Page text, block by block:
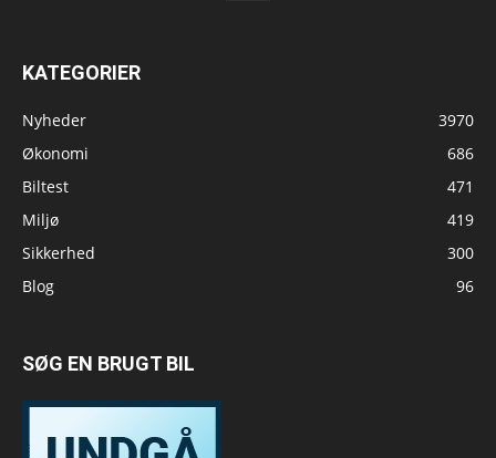
KATEGORIER
Nyheder
3970
Økonomi
686
Biltest
471
Miljø
419
Sikkerhed
300
Blog
96
SØG EN BRUGT BIL